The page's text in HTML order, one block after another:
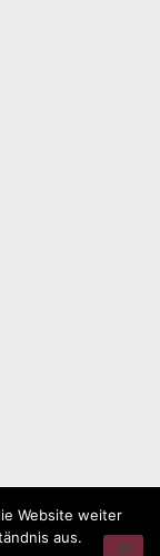
Website weiter
aus.